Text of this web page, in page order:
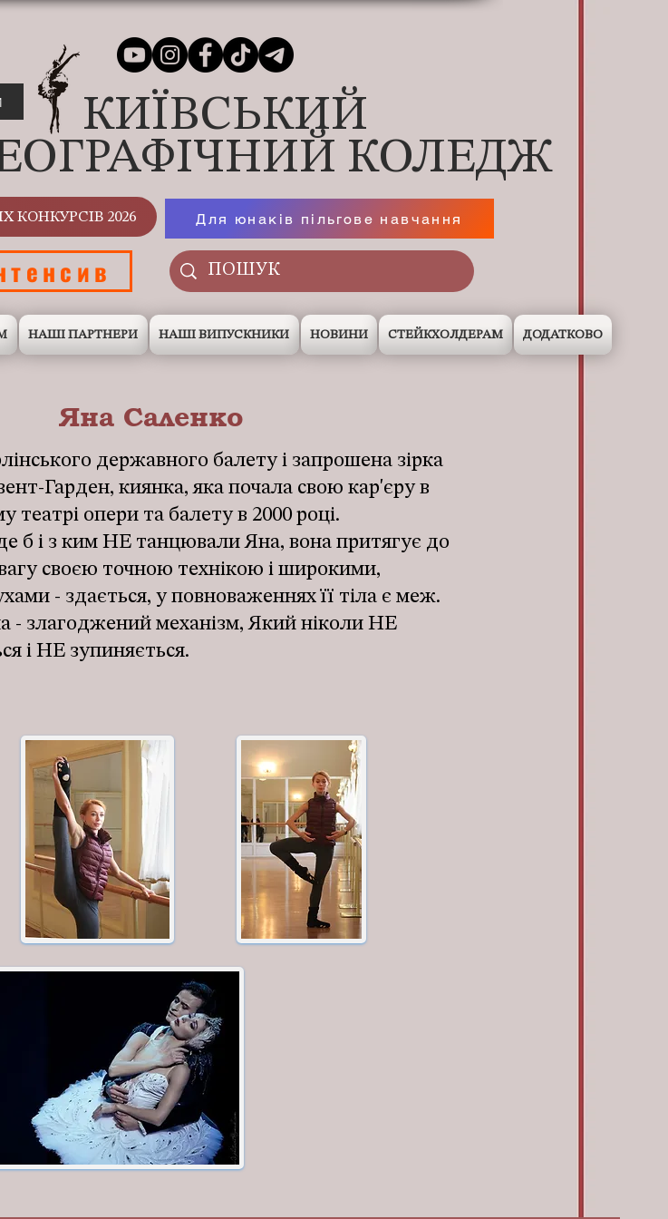
КИЇВСЬКИЙ
КОЛЕДЖ
Для юнаків пільгове навчання
КОНКУРСІВ 2026
НАШІ ПАРТНЕРИ НАШІ ВИПУСКНИКИ НОВИНИ СТЕЙКХОЛДЕРАМ ДОДАТКОВО
Яна Саленко
державного балету і запрошена зірка
Гарден, киянка, яка почала свою кар'єру в
театрі опери та балету в 2000 році.
б і з ким НЕ танцювали Яна, вона притягує до
своєю точною технікою і широкими,
- здається, у повноваженнях її тіла є меж.
- злагоджений механізм, Який ніколи НЕ
і НЕ зупиняється.